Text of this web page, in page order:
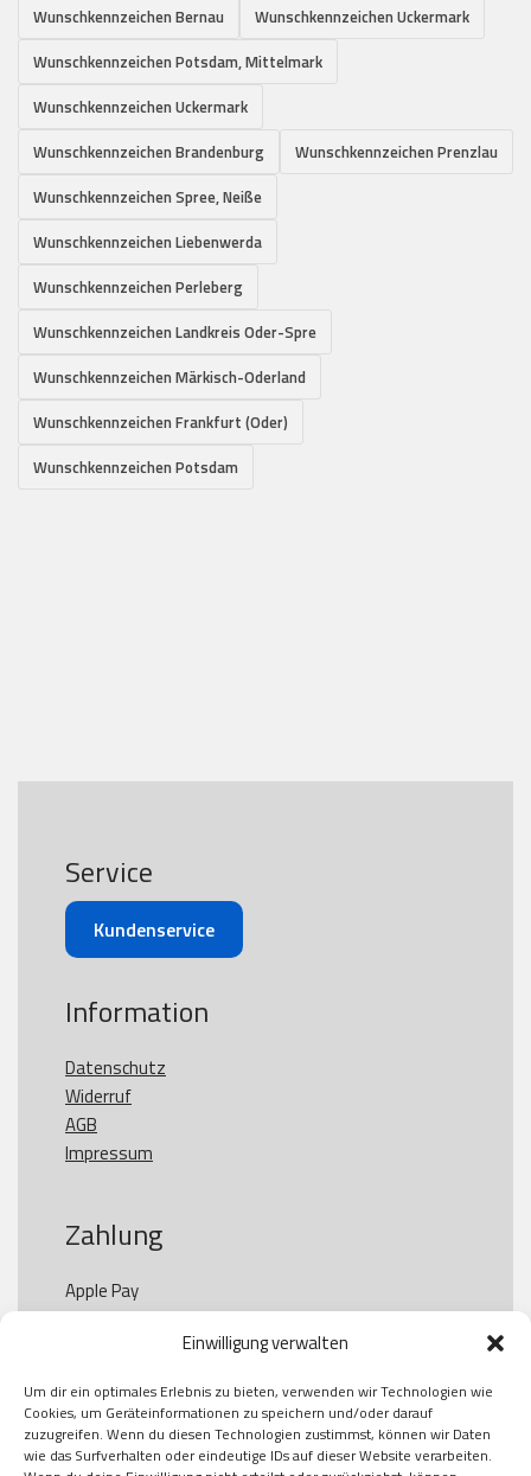
Einwilligung verwalten
Um dir ein optimales Erlebnis zu bieten, verwenden wir Technologien wie
Cookies, um Geräteinformationen zu speichern und/oder darauf
zuzugreifen. Wenn du diesen Technologien zustimmst, können wir Daten
wie das Surfverhalten oder eindeutige IDs auf dieser Website verarbeiten.
Wunschkennzeichen Bernau
Wunschkennzeichen Uckermark
Wunschkennzeichen Potsdam, Mittelmark
Wunschkennzeichen Uckermark
Wunschkennzeichen Brandenburg
Wunschkennzeichen Prenzlau
Wunschkennzeichen Spree, Neiße
Wunschkennzeichen Liebenwerda
Wunschkennzeichen Perleberg
Wunschkennzeichen Landkreis Oder-Spre
Wunschkennzeichen Märkisch-Oderland
Wunschkennzeichen Frankfurt (Oder)
Wunschkennzeichen Potsdam
Service
Kundenservice
Information
Datenschutz
Widerruf
AGB
Impressum
Zahlung
Apple Pay
Paypal
Kauf auf Rechung
Klarna
American Express